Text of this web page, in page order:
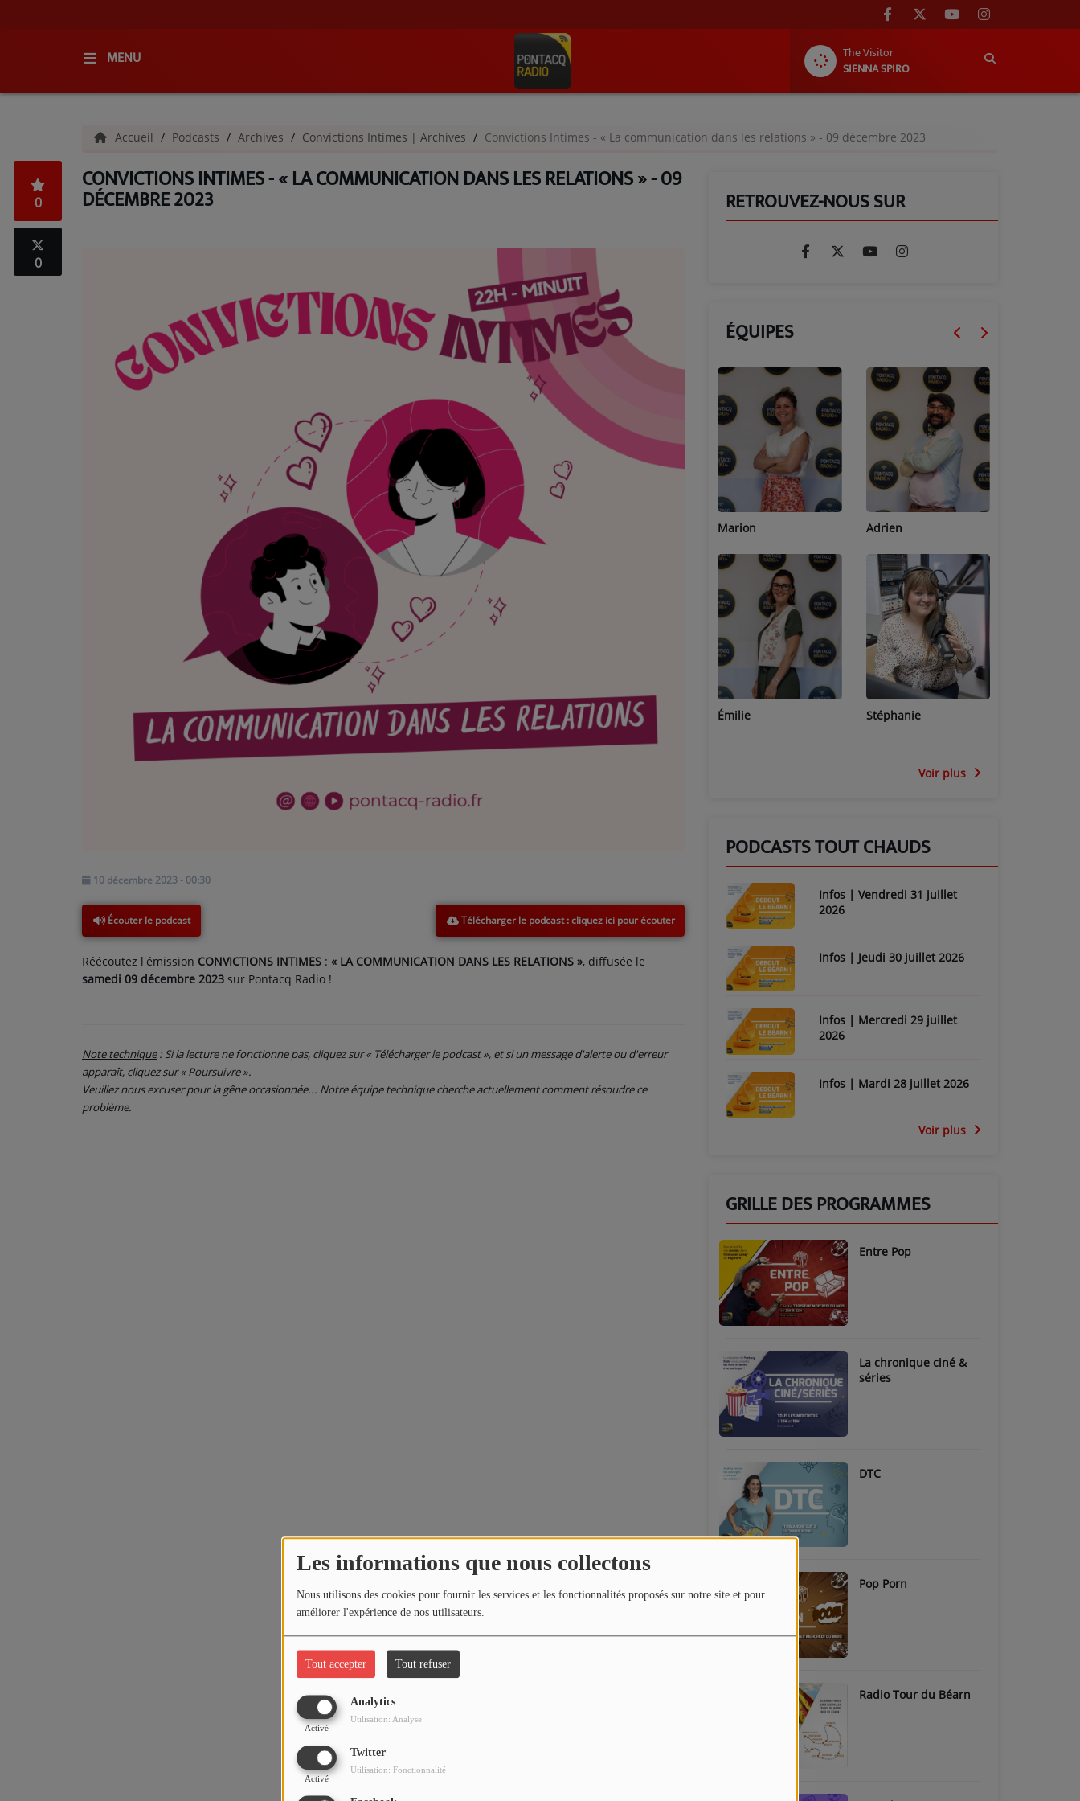
Les informations que nous collectons
Nous utilisons des cookies pour fournir les services et les fonctionnalités proposés sur notre site et pour
améliorer l'expérience de nos utilisateurs.
Tout accepter Tout refuser
Analytics
Activé
Utilisation: Analyse
Twitter
Activé
Utilisation: Fonctionnalité
MENU
The Visitor
SIENNA SPIRO
QUI SOMMES-NOUS ?
GRILLE DES PROGRAMMES
C'ÉTAIT QUOI CE TITRE ?
PODCASTS - SAISON 2026/2027
NOS PROGRAMMES COURTS
VOTRE PUBLICITÉ SUR PONTACQ RADIO
ÉCOUTEZ LES PRODUCTIONS
CRÉATIONS AUDIOVISUELLES
VIDÉOS | L’ŒIL DE L'OIE
PARTENAIRES
Accueil Podcasts Archives Convictions Intimes | Archives Convictions Intimes - « La communication dans les relations » - 09 décembre 2023
CONVICTIONS INTIMES - « LA COMMUNICATION DANS LES RELATIONS » - 09
DÉCEMBRE 2023
0
0
10 décembre 2023 - 00:30
Écouter le podcast Télécharger le podcast
Réécoutez l'émission CONVICTIONS INTIMES : « LA COMMUNICATION DANS LES RELATIONS », diffusée le
samedi 09 décembre 2023 sur Pontacq Radio !
Note technique: Si la lecture ne fonctionne pas, cliquez sur « Télécharger le podcast », et si un message d'alerte ou d'erreur
apparaît, cliquez sur « Poursuivre ».
Veuillez nous excuser pour la gêne occasionnée... Notre équipe technique cherche actuellement comment résoudre ce
problème.
RETROUVEZ-NOUS SUR
ÉQUIPES
Émilie
Adrien
Stéphanie
Lucas
Jean-Michel
Voir plus
PODCASTS TOUT CHAUDS
Infos | Vendredi 31 juillet
2026
Infos | Jeudi 30 juillet 2026
Infos | Mercredi 29 juillet
2026
Infos | Mardi 28 juillet 2026
Voir plus
GRILLE DES PROGRAMMES
Entre Pop
La chronique ciné &
séries
DTC
Pop Porn
Radio Tour du Béarn